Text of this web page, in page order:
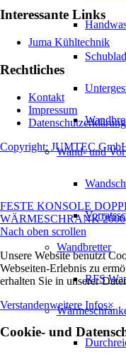
Wand- und
Wandbretter
RFS
Interessante Links
Juma Kühltechnik
Rechtliches
Kontakt
Impressum
Datenschutzerklärung
Copyright: JUMTEC
FESTE KONSOLE
WÄRMESCHRANK 2000
Nach oben scrollen
Unsere Website benutzt
Webseiten-Erlebnis zu
erhalten Sie in unserer
Verstandenweitere Infos×
Cookie- und